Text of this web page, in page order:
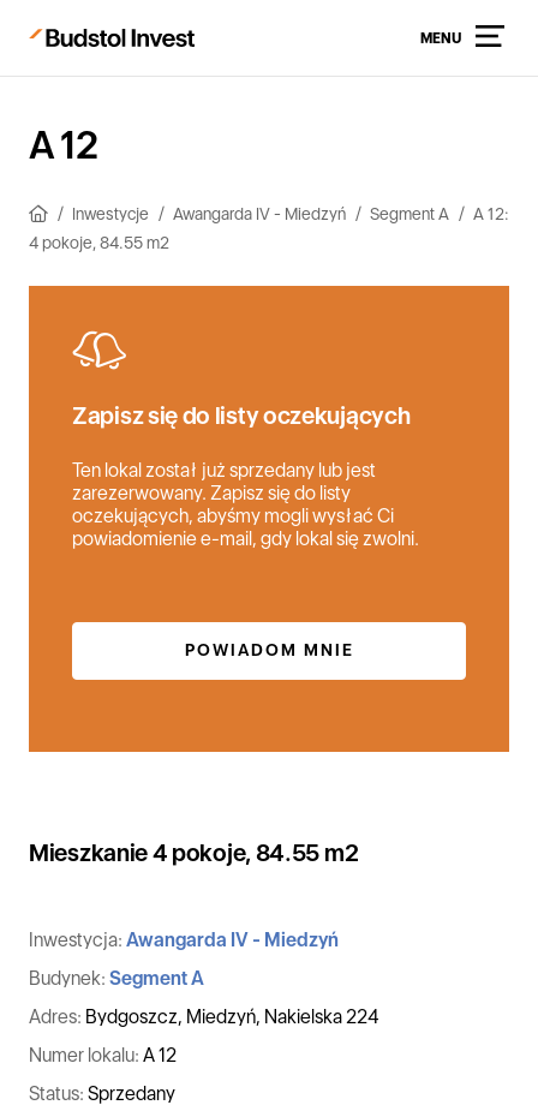
MENU
A 12
Inwestycje Awangarda IV - Miedzyń Segment A
A 12:
4 pokoje, 84.55 m2
Zapisz się do listy oczekujących
Ten lokal został już sprzedany lub jest
zarezerwowany. Zapisz się do listy
oczekujących, abyśmy mogli wysłać Ci
powiadomienie e-mail, gdy lokal się zwolni.
POWIADOM MNIE
Mieszkanie 4 pokoje, 84.55 m2
Inwestycja: Awangarda IV - Miedzyń
Budynek: Segment A
Adres: Bydgoszcz, Miedzyń, Nakielska 224
Numer lokalu: A 12
Status: Sprzedany